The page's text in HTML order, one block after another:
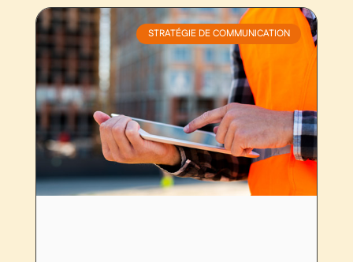
STRATÉGIE DE COMMUNICATION